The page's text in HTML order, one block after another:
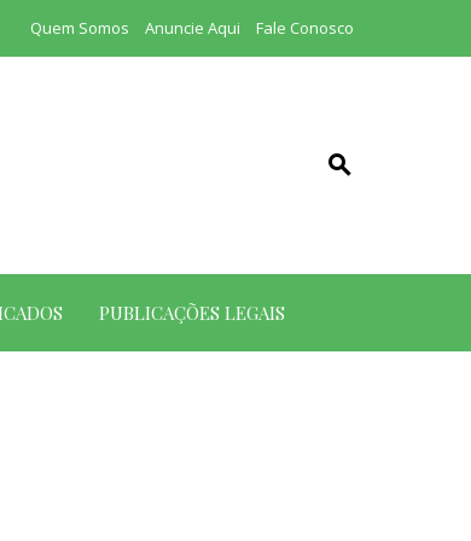
Quem Somos Anuncie Aqui Fale Conosco
PUBLICAÇÕES LEGAIS